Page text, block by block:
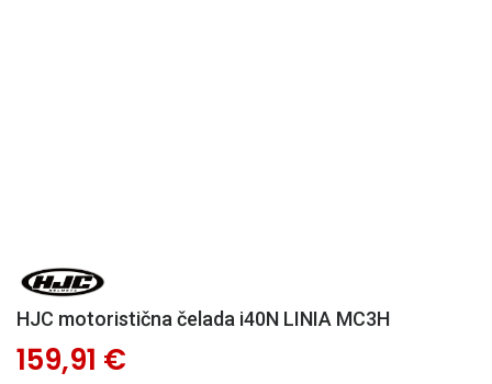
HJC motoristična čelada i40N LINIA MC3H
159,91 €